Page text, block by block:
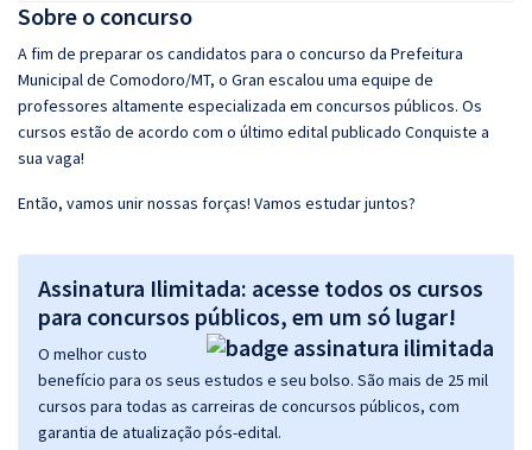
Sobre o concurso
A fim de preparar os candidatos para o concurso da Prefeitura
Municipal de Comodoro/MT, o Gran escalou uma equipe de
professores altamente especializada em concursos públicos. Os
cursos estão de acordo com o último edital publicado Conquiste a
sua vaga!
Então, vamos unir nossas forças! Vamos estudar juntos?
Assinatura Ilimitada: acesse todos os cursos
para concursos públicos, em um só lugar!
O melhor custo
benefício para os seus estudos e seu bolso. São mais de 25 mil
cursos para todas as carreiras de concursos públicos, com
garantia de atualização pós-edital.